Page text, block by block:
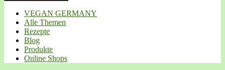
VEGAN GERMANY
Alle Themen
Rezepte
Blog
Produkte
Online Shops